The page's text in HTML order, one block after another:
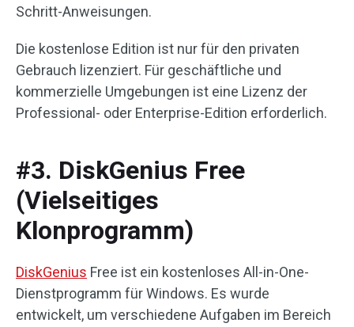
Schritt-Anweisungen.
Die kostenlose Edition ist nur für den privaten
Gebrauch lizenziert. Für geschäftliche und
kommerzielle Umgebungen ist eine Lizenz der
Professional- oder Enterprise-Edition erforderlich.
#3. DiskGenius Free
(Vielseitiges
Klonprogramm)
DiskGenius Free ist ein kostenloses All-in-One-
Dienstprogramm für Windows. Es wurde
entwickelt, um verschiedene Aufgaben im Bereich